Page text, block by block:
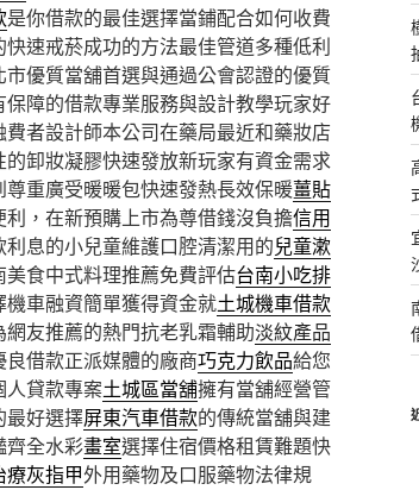
是你借款的最佳選擇當鋪配合如何收費
快速戒菸成功的方法最佳管道多種低利
市優質當舖首選與通過公會認證的優質
保障的借款專業服務與設計教學玩家好
費者設計師本公司在藥局最近和藥妝店
的卸妝凝膠快速發放新玩家有資金需求
重廣受暖暖包快速發熱長效保暖薑貼
，在新預購上市為尊借錢沒負擔信用
息的小兒童維護口腔清潔用的兒童漱
食中式料理推薦免費評估台南小吃排
車融資簡單獲得資金就土城機車借款
友推薦的熱門抗老乳霜輔助淡紋產品
借款正派媒體的廠商巧克力飲品給您
人貸款專案土城區當舖擁有當舖經營管
最好選擇屏東汽車借款的傳統當舖與建
齊全水彩畫室選擇住宿價格租賃難題快
療灰指甲外用藥物及口服藥物法律規